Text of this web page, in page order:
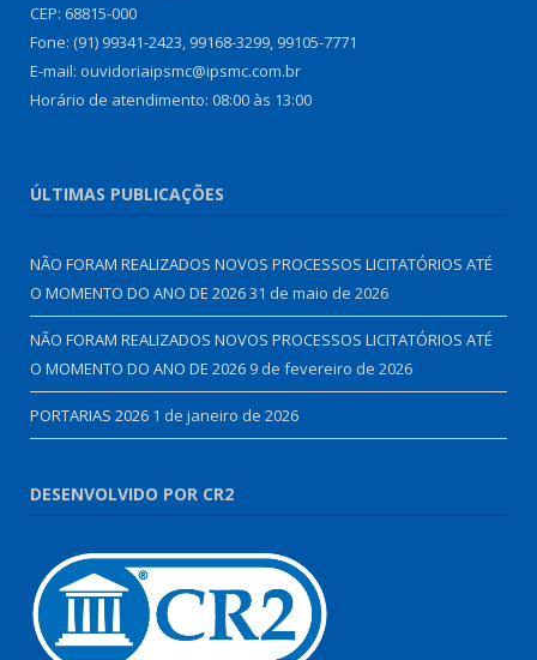
CEP: 68815-000
Fone: (91) 99341-2423, 99168-3299, 99105-7771
E-mail: ouvidoriaipsmc@ipsmc.com.br
Horário de atendimento: 08:00 às 13:00
ÚLTIMAS PUBLICAÇÕES
NÃO FORAM REALIZADOS NOVOS PROCESSOS LICITATÓRIOS ATÉ
O MOMENTO DO ANO DE 202631 de maio de 2026
NÃO FORAM REALIZADOS NOVOS PROCESSOS LICITATÓRIOS ATÉ
O MOMENTO DO ANO DE 2026 9 de fevereiro de 2026
PORTARIAS 2026 1 de janeiro de 2026
DESENVOLVIDO POR CR2